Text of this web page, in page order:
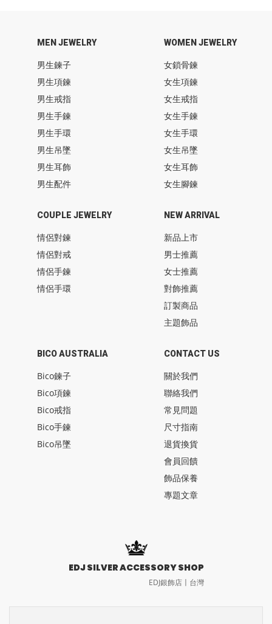
MEN JEWELRY
男生鍊子
男生項鍊
男生戒指
男生手鍊
男生手環
男生吊墜
男生耳飾
男生配件
WOMEN JEWELRY
女鎖骨鍊
女生項鍊
女生戒指
女生手鍊
女生手環
女生吊墜
女生耳飾
女生腳鍊
COUPLE JEWELRY
情侶對鍊
情侶對戒
情侶手鍊
情侶手環
BICO AUSTRALIA
Bico鍊子
Bico項鍊
Bico戒指
Bico手鍊
Bico吊墜
NEW ARRIVAL
新品上市
男士推薦
女士推薦
對飾推薦
訂製商品
主題飾品
CONTACT US
關於我們
聯絡我們
常見問題
尺寸指南
退貨換貨
會員回饋
飾品保養
專題文章
EDJ SILVER ACCESSORY SHOP
EDJ銀飾店〡台灣